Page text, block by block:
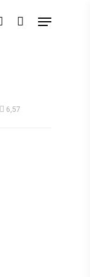
6,57